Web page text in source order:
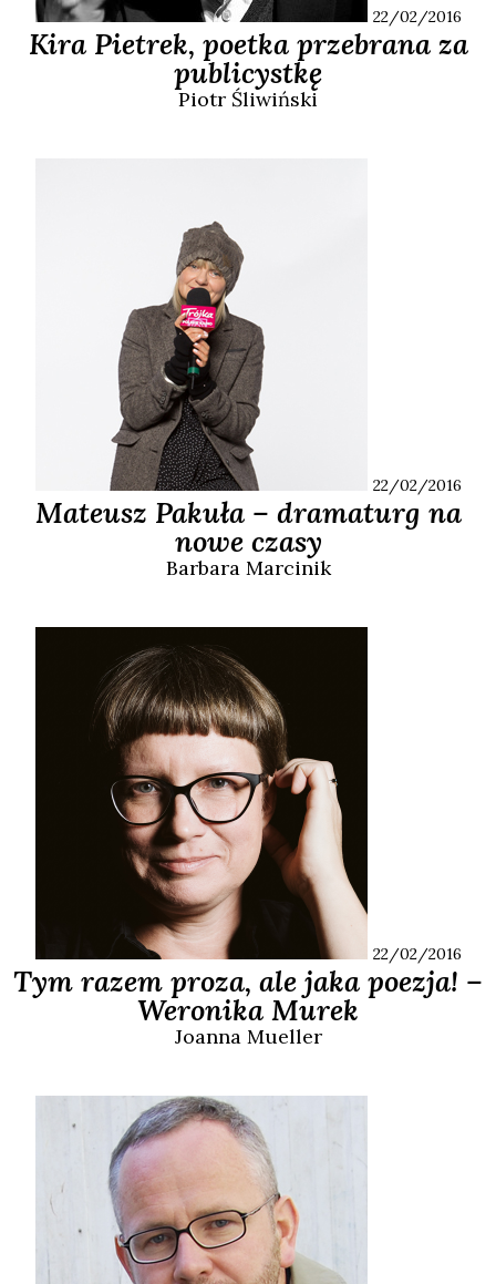
22/02/2016
Kira Pietrek, poetka przebrana za
publicystkę
Piotr Śliwiński
22/02/2016
Mateusz Pakuła – dramaturg na
nowe czasy
Barbara Marcinik
22/02/2016
Tym razem proza, ale jaka poezja! –
Weronika Murek
Joanna Mueller